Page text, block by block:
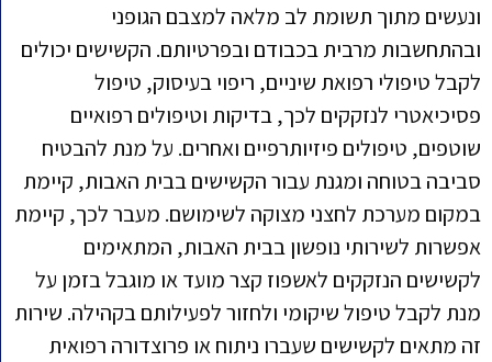
ונעשים מתוך תשומת לב מלאה למצבם הגופני
ובהתחשבות מרבית בכבודם ובפרטיותם. הקשישים יכולים
לקבל טיפולי רפואת שיניים, ריפוי בעיסוק, טיפול
פסיכיאטרי לנזקקים לכך, בדיקות וטיפולים רפואיים
שוטפים, טיפולים פיזיותרפיים ואחרים. על מנת להבטיח
סביבה בטוחה ומגנת עבור הקשישים בבית האבות, קיימת
במקום מערכת לחצני מצוקה לשימושם. מעבר לכך, קיימת
אפשרות לשירותי נופשון בבית האבות, המתאימים
לקשישים הנזקקים לאשפוז קצר מועד או מוגבל בזמן על
מנת לקבל טיפול שיקומי ולחזור לפעילותם בקהילה. שירות
זה מתאים לקשישים שעברו ניתוח או פרוצדורה רפואית